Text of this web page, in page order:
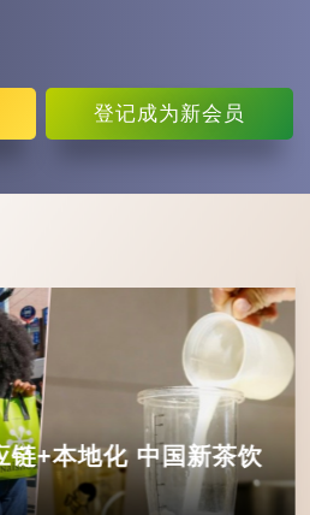
登记成为新会员
链+本地化 中国新茶饮